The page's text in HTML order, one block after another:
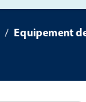
Equipement